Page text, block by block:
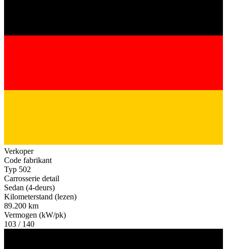
Verkoper
Code fabrikant
Typ 502
Carrosserie detail
Sedan (4-deurs)
Kilometerstand (lezen)
89.200 km
Vermogen (kW/pk)
103 / 140